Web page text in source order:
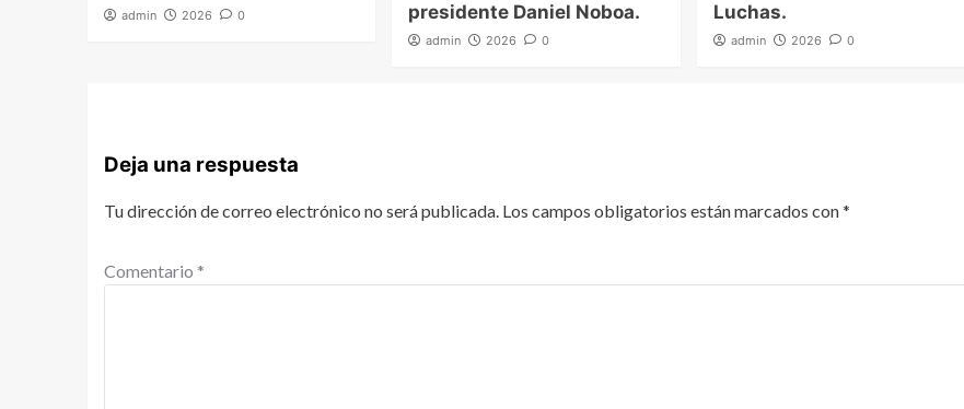
admin 2026 0
presidente Daniel Noboa.
admin 2026 0
Luchas.
admin 2026 0
Deja una respuesta
Tu dirección de correo electrónico no será publicada. Los campos obligatorios están marcados con*
Comentario *